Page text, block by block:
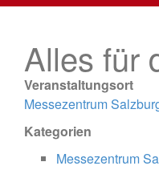
Alles für
Veranstaltungsort
Messezentrum
Kategorien
Messezentrum